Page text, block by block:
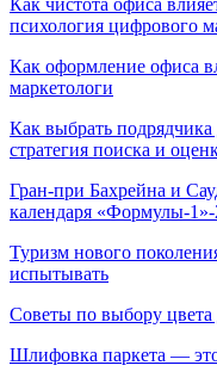
Как чистота офиса
психология цифрового
Как оформление офиса
маркетологи
Как выбрать
стратегия поиска и
Гран-при Бахрейна и
календаря «Формулы-
Туризм нового
испытывать
Советы по выбору цвета
Шлифовка паркета —